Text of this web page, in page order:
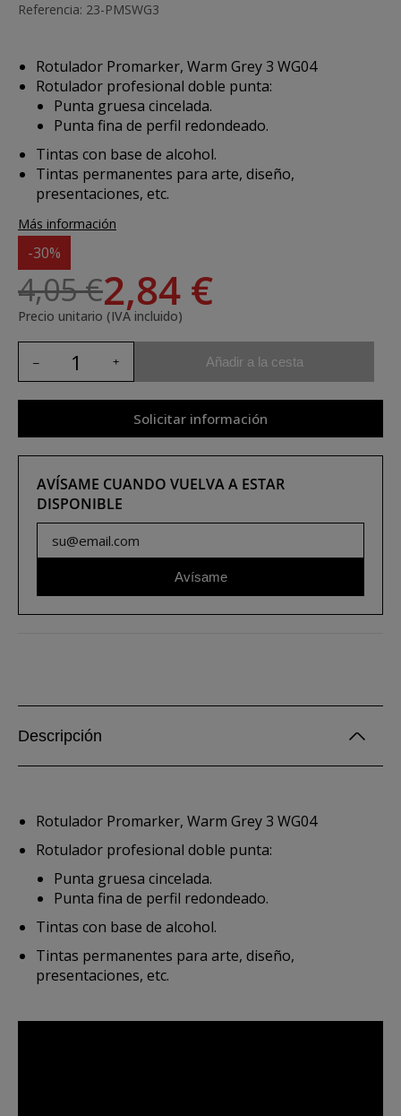
Referencia: 23-PMSWG3
Rotulador Promarker, Warm Grey 3 WG04
Rotulador profesional doble punta:
Punta gruesa cincelada.
Punta fina de perfil redondeado.
Tintas con base de alcohol.
Tintas permanentes para arte, diseño,
presentaciones, etc.
Más información
-30%
4,05 €2,84 €
Precio unitario (IVA incluido)
Añadir a la cesta
Solicitar información
AVÍSAME CUANDO VUELVA A ESTAR
DISPONIBLE
Avísame
Descripción
Rotulador Promarker, Warm Grey 3 WG04
Rotulador profesional doble punta:
Punta gruesa cincelada.
Punta fina de perfil redondeado.
Tintas con base de alcohol.
Tintas permanentes para arte, diseño,
presentaciones, etc.